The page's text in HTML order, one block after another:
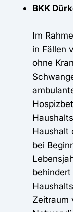
BKK
Im
in Fällen
ohne
Haushalt
bei
Zeitraum